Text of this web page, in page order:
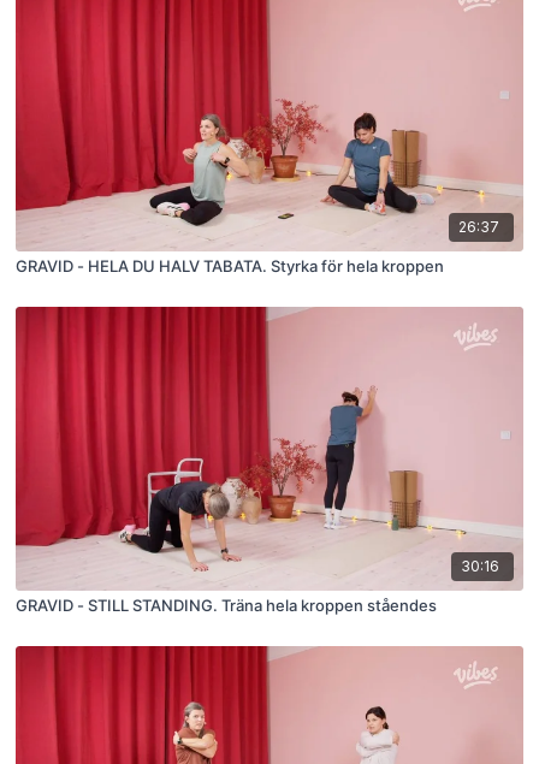
26:37
GRAVID - HELA DU HALV TABATA. Styrka för hela kroppen
30:16
GRAVID - STILL STANDING. Träna hela kroppen ståendes